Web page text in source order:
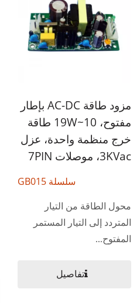
مزود طاقة AC-DC بإطار
مفتوح، 10~19W طاقة
خرج منظمة واحدة، عزل
3KVac، موصلات 7PIN
سلسلة GB015
محول الطاقة من التيار
المتردد إلى التيار المستمر
المفتوح...
تفاصيل